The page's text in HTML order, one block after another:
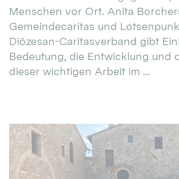
Menschen vor Ort. Anita
Gemeindecaritas und
Diözesan-Caritasverband gibt
Bedeutung, die Entwicklung und
dieser wichtigen Arbeit im ...